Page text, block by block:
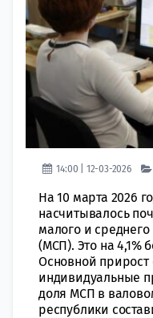
14:00 | 12-03-2026
На 10 марта 2026
насчитывалось
малого и
(МСП). Это на 4,1%
Основной прирост
индивидуальные
доля МСП в
республики